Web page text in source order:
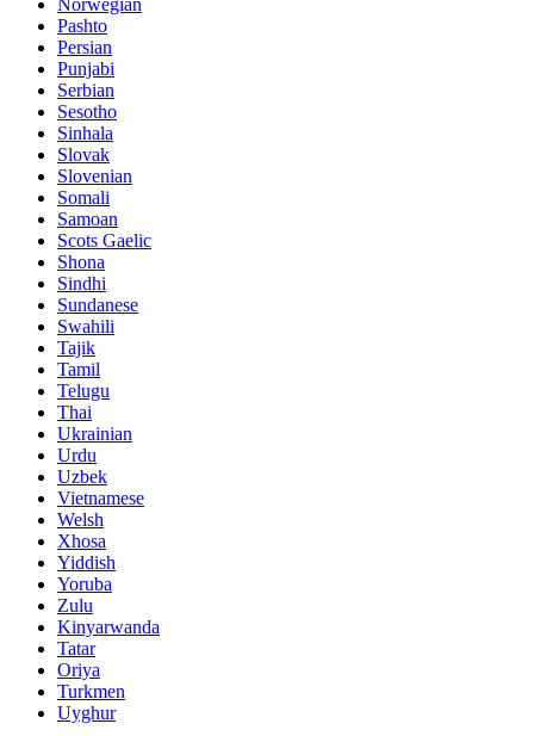
Norwegian
Pashto
Persian
Punjabi
Serbian
Sesotho
Sinhala
Slovak
Slovenian
Somali
Samoan
Scots Gaelic
Shona
Sindhi
Sundanese
Swahili
Tajik
Tamil
Telugu
Thai
Ukrainian
Urdu
Uzbek
Vietnamese
Welsh
Xhosa
Yiddish
Yoruba
Zulu
Kinyarwanda
Tatar
Oriya
Turkmen
Uyghur